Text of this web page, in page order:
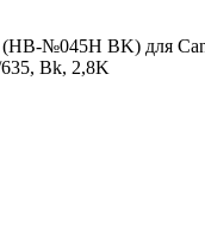
№045H BK) для
Bk, 2,8K